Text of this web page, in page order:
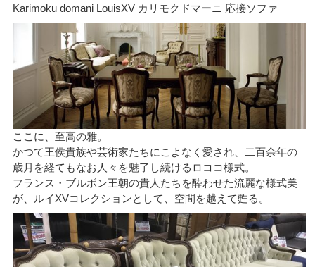
Karimoku domani LouisXV カリモクドマーニ 応接ソファ
ここに、至高の雅。
かつて王侯貴族や芸術家たちにこよなく愛され、二百余年の
歳月を経てもなお人々を魅了し続けるロココ様式。
フランス・ブルボン王朝の貴人たちを酔わせた流麗な様式美
が、ルイXVコレクションとして、空間を越えて甦る。